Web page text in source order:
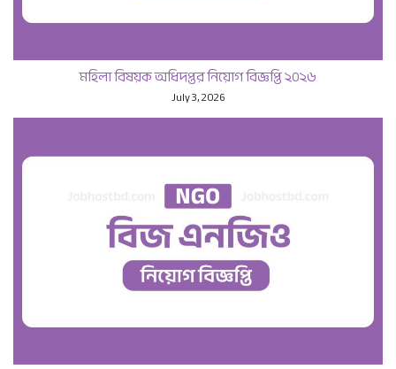
মহিলা বিষয়ক অধিদপ্তর নিয়োগ বিজ্ঞপ্তি ২০২৬
July 3, 2026